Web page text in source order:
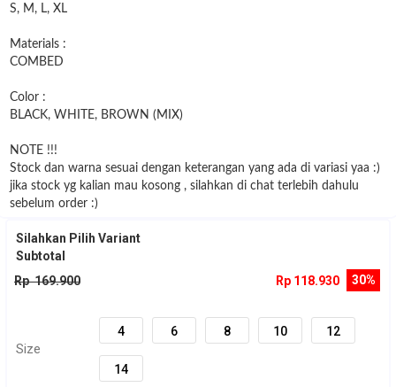
S, M, L, XL
Materials :
COMBED
Color :
BLACK, WHITE, BROWN (MIX)
NOTE !!!
Stock dan warna sesuai dengan keterangan yang ada di variasi yaa :)
jika stock yg kalian mau kosong , silahkan di chat terlebih dahulu
sebelum order :)
Silahkan Pilih Variant
Subtotal
Rp 169.900
30%
Rp 118.930
Size
4 6 8 10 12
14